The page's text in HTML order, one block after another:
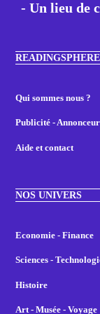
- Un lieu de
Qui sommes nous ?
Publicité -
Aide et contact
NOS UNIVERS
Economie - Finance
Sciences -
Histoire
Art - Musée - Voyage